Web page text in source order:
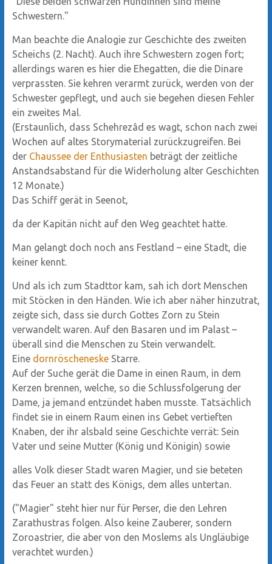
Schwestern."
Man beachte die Analogie zur Geschichte des zweiten
Scheichs (2. Nacht). Auch ihre Schwestern zogen fort;
allerdings waren es hier die Ehegatten, die die Dinare
verprassten. Sie kehren verarmt zurück, werden von der
Schwester gepflegt, und auch sie begehen diesen Fehler
ein zweites Mal.
(Erstaunlich, dass Schehrezâd es wagt, schon nach zwei
Wochen auf altes Storymaterial zurückzugreifen. Bei
der Chaussee der Enthusiasten beträgt der zeitliche
Anstandsabstand für die Widerholung alter Geschichten
12 Monate.)
Das Schiff gerät in Seenot,
da der Kapitän nicht auf den Weg geachtet hatte.
Man gelangt doch noch ans Festland – eine Stadt, die
keiner kennt.
Und als ich zum Stadttor kam, sah ich dort Menschen
mit Stöcken in den Händen. Wie ich aber näher hinzutrat,
zeigte sich, dass sie durch Gottes Zorn zu Stein
verwandelt waren. Auf den Basaren und im Palast –
überall sind die Menschen zu Stein verwandelt.
Eine dornröscheneskeStarre.
Auf der Suche gerät die Dame in einen Raum, in dem
Kerzen brennen, welche, so die Schlussfolgerung der
Dame, ja jemand entzündet haben musste. Tatsächlich
findet sie in einem Raum einen ins Gebet vertieften
Knaben, der ihr alsbald seine Geschichte verrät: Sein
Vater und seine Mutter (König und Königin) sowie
alles Volk dieser Stadt waren Magier, und sie beteten
das Feuer an statt des Königs, dem alles untertan.
("Magier" steht hier nur für Perser, die den Lehren
Zarathustras folgen. Also keine Zauberer, sondern
Zoroastrier, die aber von den Moslems als Ungläubige
verachtet wurden.)